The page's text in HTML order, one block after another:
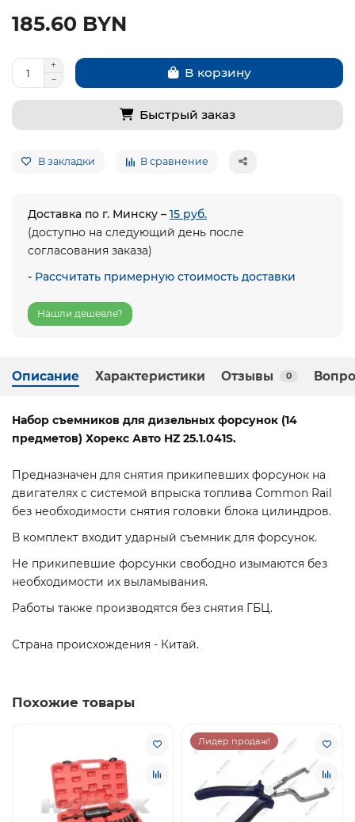
185.60 BYN
В корзину
Быстрый заказ
В закладки В сравнение
Доставка по г. Минску – 15 руб.
(доступно на следующий день после
согласования заказа)
- Рассчитать примерную стоимость доставки
Нашли дешевле?
Описание Характеристики Отзывы 0
Набор съемников для дизельных форсунок (14
предметов) Хорекс Авто HZ 25.1.041S.
Предназначен для снятия прикипевших форсунок на
двигателях с системой впрыска топлива Common Rail
без необходимости снятия головки блока цилиндров.
В комплект входит ударный съемник для форсунок.
Не прикипевшие форсунки свободно изымаются без
необходимости их выламывания.
Работы также производятся без снятия ГБЦ.
Страна происхождения - Китай.
Похожие товары
Лидер продаж!